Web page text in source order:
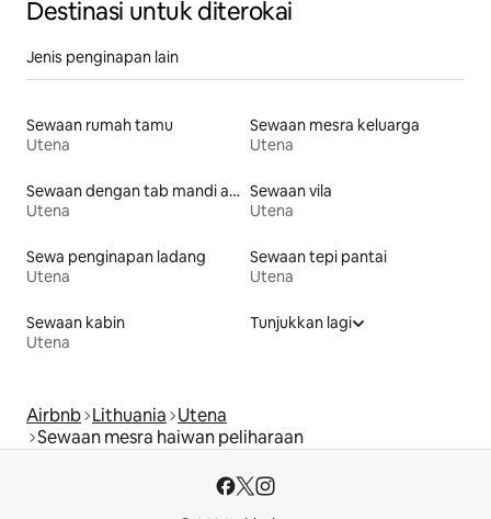
Destinasi untuk diterokai
Jenis penginapan lain
Sewaan rumah tamu
Utena
Sewaan mesra keluarga
Utena
Sewaan dengan tab mandi air panas
Utena
Sewaan vila
Utena
Sewa penginapan ladang
Utena
Sewaan tepi pantai
Utena
Sewaan kabin
Utena
Tunjukkan lagi
Airbnb Lithuania Utena
Sewaan mesra haiwan peliharaan